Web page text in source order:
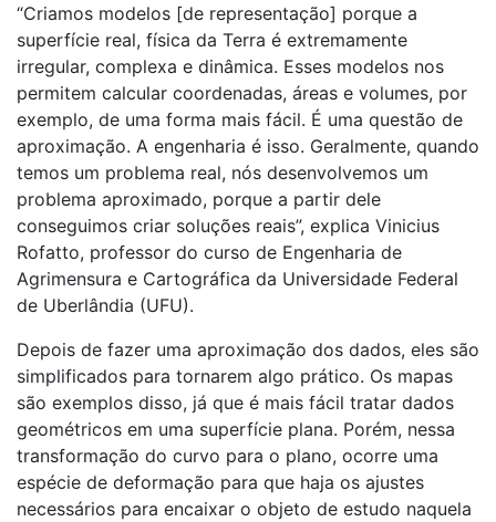
“Criamos modelos [de representação] porque a
superfície real, física da Terra é extremamente
irregular, complexa e dinâmica. Esses modelos nos
permitem calcular coordenadas, áreas e volumes, por
exemplo, de uma forma mais fácil. É uma questão de
aproximação. A engenharia é isso. Geralmente, quando
temos um problema real, nós desenvolvemos um
problema aproximado, porque a partir dele
conseguimos criar soluções reais”, explica Vinicius
Rofatto, professor do curso de Engenharia de
Agrimensura e Cartográfica da Universidade Federal
de Uberlândia (UFU).
Depois de fazer uma aproximação dos dados, eles são
simplificados para tornarem algo prático. Os mapas
são exemplos disso, já que é mais fácil tratar dados
geométricos em uma superfície plana. Porém, nessa
transformação do curvo para o plano, ocorre uma
espécie de deformação para que haja os ajustes
necessários para encaixar o objeto de estudo naquela